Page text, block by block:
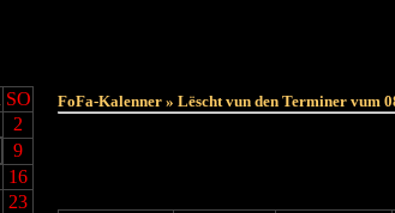
SO
2
9
16
23
FoFa-Kalenner » Lëscht vun den Terminer vum